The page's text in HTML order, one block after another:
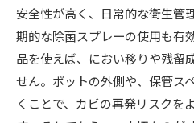
安全性が高く、日常的な衛生管
期的な除菌スプレーの使用も有
品を使えば、におい移りや残留
せん。ポットの外側や、保管ス
くことで、カビの再発リスクを